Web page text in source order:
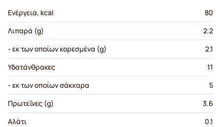
Ενέργεια, kcal
80
Λιπαρά (g)
2.2
- εκ των οποίων κορεσμένα (g)
2.1
Υδατάνθρακες
11
- εκ των οποίων σάκχαρα
5
Πρωτεΐνες (g)
3.6
Αλάτι
0.1